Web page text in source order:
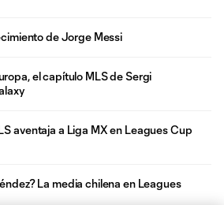
de Jorge Messi
el capítulo MLS de Sergi
aventaja a Liga MX en Leagues Cup
La media chilena en Leagues